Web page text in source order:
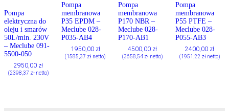
Pompa
elektryczna do
oleju i smarów
50L/min. 230V
– Meclube 091-
5500-050
2950,00 zł
(2398,37 złnetto)
Pompa
membranowa
P35 EPDM –
Meclube 028-
P035-AB4
1950,00 zł
(1585,37 zł netto)
Pompa
membranowa
P170 NBR –
Meclube 028-
P170-AB1
4500,00 zł
(3658,54 złnetto)
Pompa
membranowa
P55 PTFE –
Meclube 028-
P055-AB3
2400,00 zł
(1951,22 złnetto)